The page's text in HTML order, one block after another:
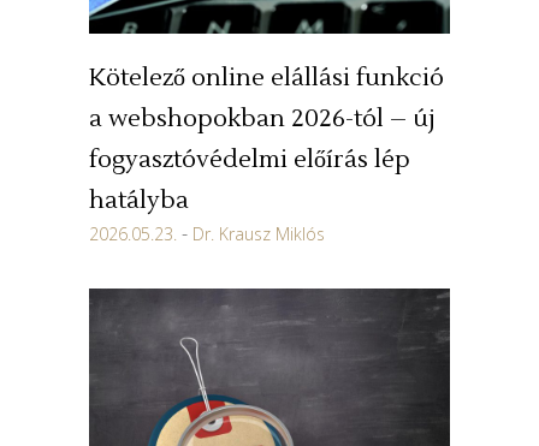
Kötelező online elállási funkció
a webshopokban 2026-tól – új
fogyasztóvédelmi előírás lép
hatályba
2026.05.23. Dr. Krausz Miklós